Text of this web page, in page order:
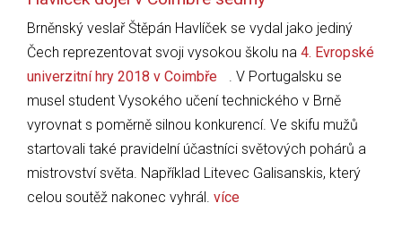
Brněnský veslař Štěpán Havlíček se vydal jako jediný
Čech reprezentovat svoji vysokou školu na 4. Evropské
univerzitní hry 2018 v Coimbře
. V Portugalsku se
musel student Vysokého učení technického v Brně
vyrovnat s poměrně silnou konkurencí. Ve skifu mužů
startovali také pravidelní účastníci světových pohárů a
mistrovství světa. Například Litevec Galisanskis, který
celou soutěž nakonec vyhrál. více